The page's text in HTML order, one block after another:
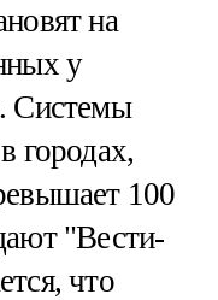
на
у
Системы
городах,
100
"Вести-
что